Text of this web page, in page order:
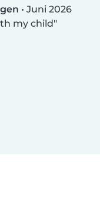
• Juni 2026
my child